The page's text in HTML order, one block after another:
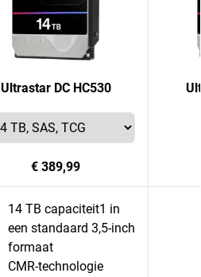
Ultrastar DC HC530
€ 389,99
14 TB capaciteit1 in
een standaard 3,5-inch
formaat
CMR-technologie